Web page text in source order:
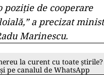
poziție de cooperare
a precizat
Marinescu.
la curent cu toate
pe canalul de WhatsApp